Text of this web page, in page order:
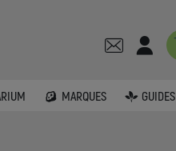
MARQUES GUIDES